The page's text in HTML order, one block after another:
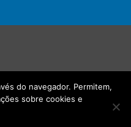
do navegador. Permitem,
sobre cookies e